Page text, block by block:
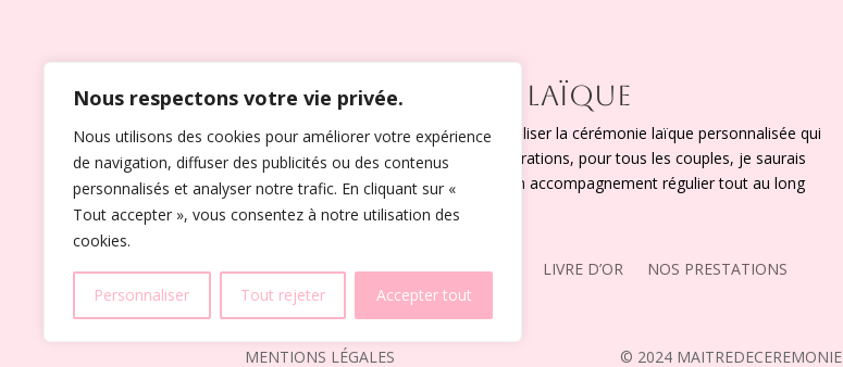
Nous respectons votre vie privée.
Nous utilisons des cookies pour améliorer votre expérience
de navigation, diffuser des publicités ou des contenus
personnalisés et analyser notre trafic. En cliquant sur «
Tout accepter », vous consentez à notre utilisation des
cookies.
Personnaliser Tout rejeter Accepter tout
OFFICIANT DE CÉRÉMONIE LAÏQUE
Riche d’une expérience de plus de10 ans,Je peux réaliser la cérémonie laïque personnalisée qui
correspondra à vos attentes. Dans toutes les configurations, pour tous les couples, je saurais
répondre à vos souhaits les plus romantiques avec un accompagnement régulier tout au long
de leur préparatif.
ACCUEIL À PROPOS ACTUALITÉS CONTACT LIVRE D’OR NOS PRESTATIONS
MENTIONS LÉGALES © 2024 MAITREDECEREMONIE